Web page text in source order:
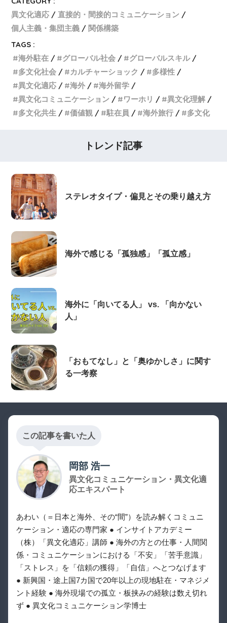
異文化適応
直接的・間接的コミュニケーション
個人主義・集団主義
関係構築
TAGS :
海外駐在
グローバル社会
グローバルスキル
多文化社会
カルチャーショック
多様性
異文化適応
海外
海外留学
異文化コミュニケーション
ワーホリ
異文化理解
多文化共生
価値観 駐在員 海外旅行 多文化
トレンド記事
ステレオタイプ・偏見とその乗り越え方
海外で感じる「孤独感」「孤立感」
海外に「向いてる人」 vs. 「向かない
人」
「おもてなし」と「奥ゆかしさ」に関す
る一考察
この記事を書いた人
岡部 浩一
異文化コミュニケーション・異文化適
応エキスパート
あわい（＝日本と海外、その“間”）を読み解くコミュニ
ケーション・適応の専門家 ● インサイトアカデミー
（株）「異文化適応」講師 ● 海外の方との仕事・人間関
係・コミュニケーションにおける「不安」「苦手意識」
「ストレス」を「信頼の獲得」「自信」へとつなげます
● 新興国・途上国7カ国で20年以上の現地駐在・マネジメ
ント経験 ● 海外現場での孤立・板挟みの経験は数え切れ
ず ● 異文化コミュニケーション学博士